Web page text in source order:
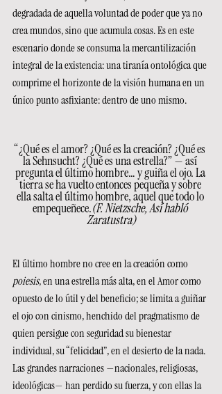
degradada de aquella voluntad de poder que ya no
crea mundos, sino que acumula cosas. Es en este
escenario donde se consuma la mercantilización
integral de la existencia: una tiranía ontológica que
comprime el horizonte de la visión humana en un
único punto asfixiante: dentro de uno mismo.
“¿Qué es el amor? ¿Qué es la creación? ¿Qué es
la Sehnsucht? ¿Qué es una estrella?” — así
pregunta el último hombre… y guiña el ojo. La
tierra se ha vuelto entonces pequeña y sobre
ella salta el último hombre, aquel que todo lo
empequeñece.(F. Nietzsche, Así habló
Zaratustra)
El último hombre no cree en la creación como
poiesis, en una estrella más alta, en el Amor como
opuesto de lo útil y del beneficio; se limita a guiñar
el ojo con cinismo, henchido del pragmatismo de
quien persigue con seguridad su bienestar
individual, su “felicidad”, en el desierto de la nada.
Las grandes narraciones —nacionales, religiosas,
ideológicas— han perdido su fuerza, y con ellas la